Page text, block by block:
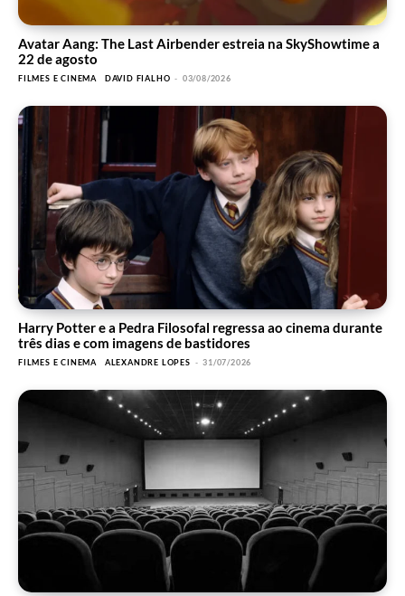
Avatar Aang: The Last Airbender estreia na SkyShowtime a
22 de agosto
FILMES E CINEMA DAVID FIALHO - 03/08/2026
Harry Potter e a Pedra Filosofal regressa ao cinema durante
três dias e com imagens de bastidores
FILMES E CINEMA ALEXANDRE LOPES - 31/07/2026